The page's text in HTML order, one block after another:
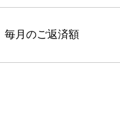
毎月のご返済額